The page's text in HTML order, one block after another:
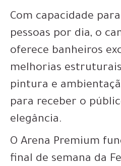
Com capacidade
pessoas por dia, o
oferece banheiros
melhorias
pintura e
para receber o
elegância.
O Arena Premium
final de semana da